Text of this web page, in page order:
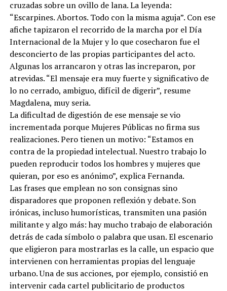
cruzadas sobre un ovillo de lana. La leyenda:
“Escarpines. Abortos. Todo con la misma aguja”. Con ese
afiche tapizaron el recorrido de la marcha por el Día
Internacional de la Mujer y lo que cosecharon fue el
desconcierto de las propias participantes del acto.
Algunas los arrancaron y otras las increparon, por
atrevidas. “El mensaje era muy fuerte y significativo de
lo no cerrado, ambiguo, difícil de digerir”, resume
Magdalena, muy seria.
La dificultad de digestión de ese mensaje se vio
incrementada porque Mujeres Públicas no firma sus
realizaciones. Pero tienen un motivo: “Estamos en
contra de la propiedad intelectual. Nuestro trabajo lo
pueden reproducir todos los hombres y mujeres que
quieran, por eso es anónimo”, explica Fernanda.
Las frases que emplean no son consignas sino
disparadores que proponen reflexión y debate. Son
irónicas, incluso humorísticas, transmiten una pasión
militante y algo más: hay mucho trabajo de elaboración
detrás de cada símbolo o palabra que usan. El escenario
que eligieron para mostrarlas es la calle, un espacio que
intervienen con herramientas propias del lenguaje
urbano. Una de sus acciones, por ejemplo, consistió en
intervenir cada cartel publicitario de productos